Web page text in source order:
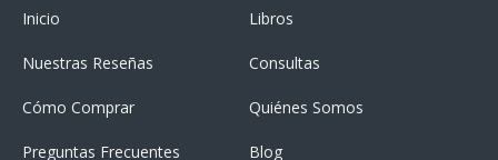
Inicio
Libros
Nuestras Reseñas Consultas
Cómo Comprar Quiénes Somos
Preguntas Frecuentes Blog